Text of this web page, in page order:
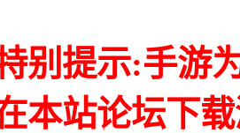
别提示:手游
本站论坛下